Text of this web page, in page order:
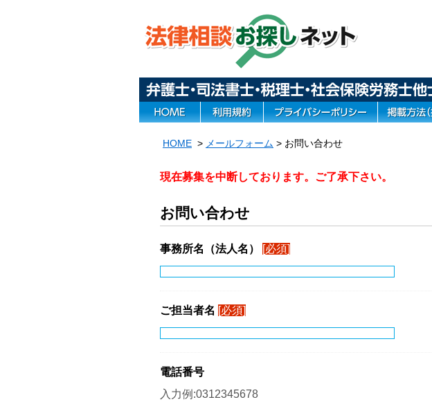
HOME > メールフォーム > お問い合わせ
現在募集を中断しております。ご了承下さい。
お問い合わせ
事務所名（法人名） [必須]
ご担当者名 [必須]
電話番号
入力例:0312345678